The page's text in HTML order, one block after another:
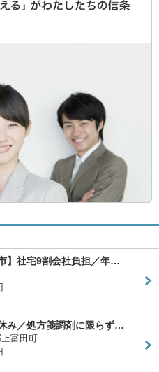
】社宅9割会社負担／年…
／処方箋調剤に限らず…
富田町